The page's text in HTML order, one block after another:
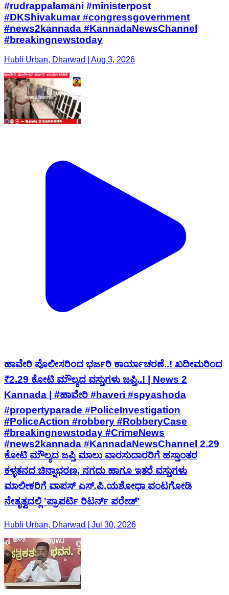
#rudrappalamani #ministerpost
#DKShivakumar #congressgovernment
#news2kannada #KannadaNewsChannel
#breakingnewstoday
Hubli Urban, Dharwad | Aug 3, 2026
ಹಾವೇರಿ ಪೊಲೀಸರಿಂದ ಭರ್ಜರಿ ಕಾರ್ಯಾಚರಣೆ..! ಖದೀಮರಿಂದ
₹2.29 ಕೋಟಿ ಮೌಲ್ಯದ ವಸ್ತುಗಳು ಜಪ್ತಿ..! | News 2
Kannada | #ಹಾವೇರಿ #haveri #spyashoda
#propertyparade #PoliceInvestigation
#PoliceAction #robbery #RobberyCase
#breakingnewstoday #CrimeNews
#news2kannada #KannadaNewsChannel 2.29
ಕೋಟಿ ಮೌಲ್ಯದ ಜಪ್ತಿ ಮಾಲು ವಾರಸುದಾರರಿಗೆ ಹಸ್ತಾಂತರ
ಕಳ್ಳತನದ ಚಿನ್ನಾಭರಣ, ನಗದು ಹಾಗೂ ಇತರೆ ವಸ್ತುಗಳು
ಮಾಲೀಕರಿಗೆ ವಾಪಸ್ ಎಸ್.ಪಿ.ಯಶೋಧಾ ವಂಟಗೋಡಿ
ನೇತೃತ್ವದಲ್ಲಿ 'ಪ್ರಾಪರ್ಟಿ ರಿಟರ್ನ್ ಪರೇಡ್'
Hubli Urban, Dharwad | Jul 30, 2026